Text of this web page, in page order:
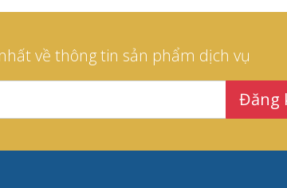
về thông tin sản phẩm dịch vụ
Đăng